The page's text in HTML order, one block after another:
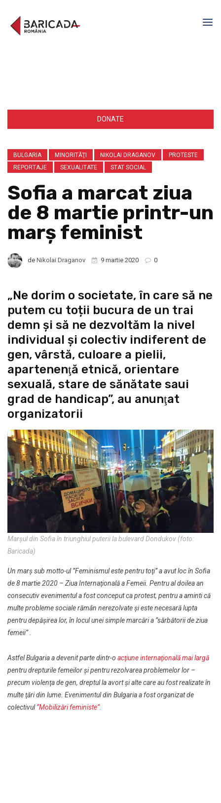
DONATE
BULGARIA MINORITĂŢI NIKOLAI DRAGANOV
PROTESTE
REPORTAJE
SEXUALITATE STAT SOCIAL
Sofia a marcat ziua
de 8 martie printr-un
marş feminist
de Nikolai Draganov 9 martie 2020 0
„Ne dorim o societate, în care să ne
putem cu toții bucura de un trai
demn şi să ne dezvoltăm la nivel
individual şi colectiv indiferent de
gen, vârstă, culoare a pielii,
apartenenţă etnică, orientare
sexuală, stare de sănătate saui
grad de handicap”, au anunţat
organizatorii
Marşul din Sofia în triunghiul puterii la bulevard Dondukov (foto:
Baricada)
Un marş sub motto-ul ”Feminismul este pentru toţi” a avut loc în Sofia
de 8 martie 2020 – Ziua Internaţională a Femeii. Pentru al doilea an
consecutiv evenimentul a fost conceput ca protest, pentru a aminti că
multe probleme sociale rămân nerezolvate şi este necesară lupta
pentru depășirea lor, în locul unei simple marcări a ”sărbătorii de ziua
femeii” .
Astfel Bulgaria a devenit parte dintr-o acţiune internaţională mai largă
pentru drepturile femeilor şi pentru rezolvarea problemelor lor –
precum violenţa de gen, dreptul la avort şi alte care au fost realizate în
multe ţări din lume. Evenimentul din Bulgaria a fost organizat de
colectivul ”Mobilizări feministe”.